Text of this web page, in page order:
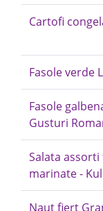
Cartofi
Fasole verde
Fasole
Gusturi
Salata
marinate - Kul
Naut fiert